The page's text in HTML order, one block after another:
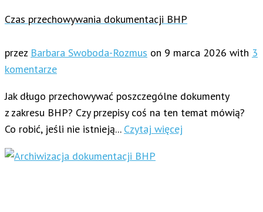
Czas przechowywania dokumentacji BHP
przez Barbara Swoboda-Rozmus on 9 marca 2026 with 3
komentarze
Jak długo przechowywać poszczególne dokumenty
z zakresu BHP? Czy przepisy coś na ten temat mówią?
Co robić, jeśli nie istnieją... Czytaj więcej